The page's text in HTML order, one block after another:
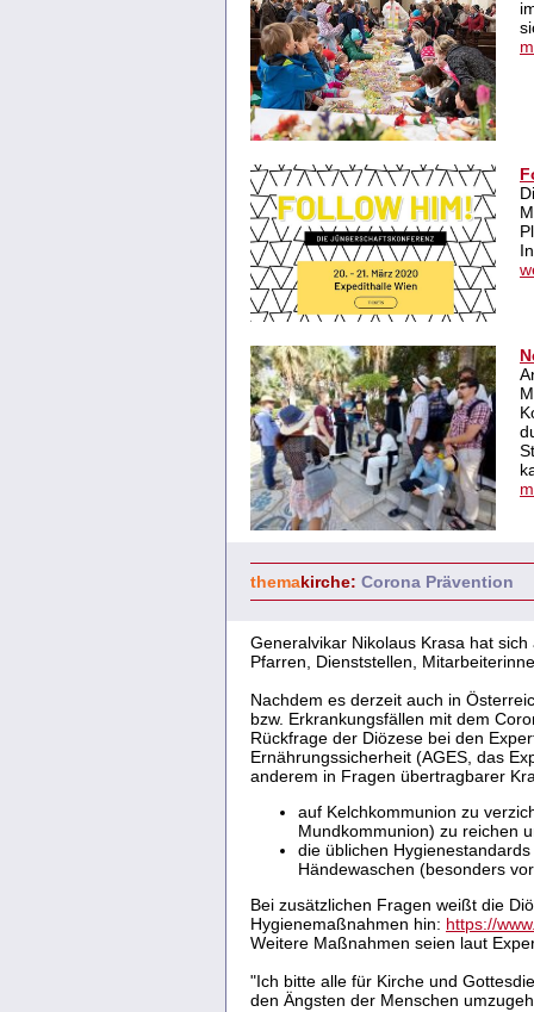
themakirche: Corona Prävention
Generalvikar Nikolaus Krasa hat
Pfarren, Dienststellen,
Nachdem es derzeit auch in
bzw. Erkrankungsfällen mit dem
Rückfrage der Diözese bei den
Ernährungssicherheit (AGES, das
anderem in Fragen übertragbarer
auf Kelchkommunion zu
Mundkommunion) zu reichen
die üblichen
Händewaschen (besonders
Bei zusätzlichen Fragen weißt die
Hygienemaßnahmen hin: https://
Weitere Maßnahmen seien laut
"Ich bitte alle für Kirche und
den Ängsten der Menschen